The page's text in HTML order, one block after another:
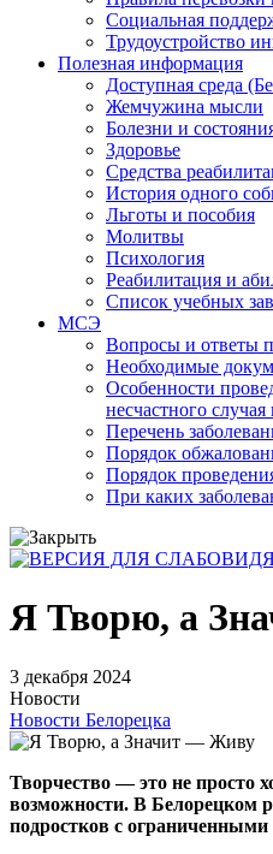
Социальная
Трудоустройство
Полезная информация
Доступная среда
Жемчужина мысли
Болезни и
Здоровье
Средства
История одного
Льготы и пособия
Молитвы
Психология
Реабилитация и
Список учебных
МСЭ
Вопросы и ответы
Необходимые
Особенности
несчастного
Перечень
Порядок
Порядок
При каких
Я Творю, а
3 декабря 2024
Новости
Новости Белорецка
Творчество — это не просто
возможности. В Белорецком
подростков с